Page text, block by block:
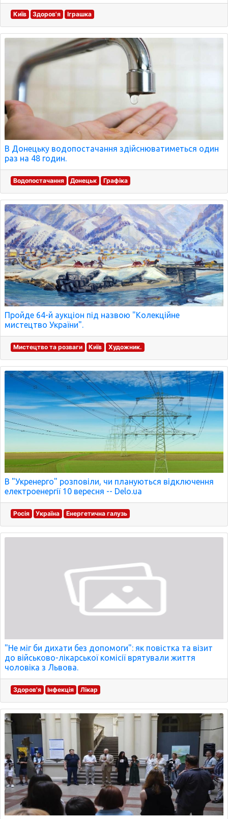
Київ Здоров'я Іграшка
В Донецьку водопостачання здійснюватиметься один
раз на 48 годин.
Водопостачання Донецьк Графіка
Пройде 64-й аукціон під назвою "Колекційне
мистецтво України".
Мистецтво та розваги Київ Художник.
В "Укренерго" розповіли, чи плануються відключення
електроенергії 10 вересня -- Delo.ua
Росія Україна Енергетична галузь
"Не міг би дихати без допомоги": як повістка та візит
до військово-лікарської комісії врятували життя
чоловіка з Львова.
Здоров'я Інфекція Лікар